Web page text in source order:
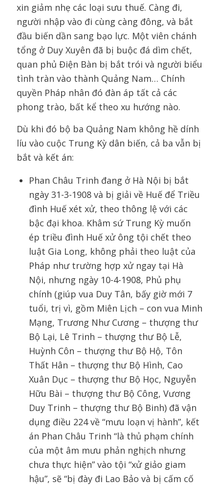
xin giảm nhẹ các loại sưu thuế. Càng đi,
người nhập vào đi cùng càng đông, và bắt
đầu biến dần sang bạo lực. Một viên chánh
tổng ở Duy Xuyên đã bị buộc đá dìm chết,
quan phủ Điện Bàn bị bắt trói và người biểu
tình tràn vào thành Quảng Nam… Chính
quyền Pháp nhân đó đàn áp tất cả các
phong trào, bất kể theo xu hướng nào.
Dù khi đó bộ ba Quảng Nam không hề dính
líu vào cuộc Trung Kỳ dân biến, cả ba vẫn bị
bắt và kết án:
Phan Châu Trinh đang ở Hà Nội bị bắt
ngày 31-3-1908 và bị giải về Huế để Triều
đình Huế xét xử, theo thông lệ với các
bậc đại khoa. Khâm sứ Trung Kỳ muốn
ép triều đình Huế xử ông tội chết theo
luật Gia Long, không phải theo luật của
Pháp như trường hợp xử ngay tại Hà
Nội, nhưng ngày 10-4-1908, Phủ phụ
chính (giúp vua Duy Tân, bấy giờ mới 7
tuổi, trị vì, gồm Miên Lịch – con vua Minh
Mạng, Trương Như Cương – thượng thư
Bộ Lại, Lê Trinh – thượng thư Bộ Lễ,
Huỳnh Côn – thượng thư Bộ Hộ, Tôn
Thất Hân – thượng thư Bộ Hình, Cao
Xuân Dục – thượng thư Bộ Học, Nguyễn
Hữu Bài – thượng thư Bộ Công, Vương
Duy Trinh – thượng thư Bộ Binh) đã vận
dụng điều 224 về “mưu loạn vị hành”, kết
án Phan Châu Trinh “là thủ phạm chính
của một âm mưu phản nghịch nhưng
chưa thực hiện” vào tội “xử giảo giam
hậu”, sẽ “bị đày đi Lao Bảo và bị cấm cố